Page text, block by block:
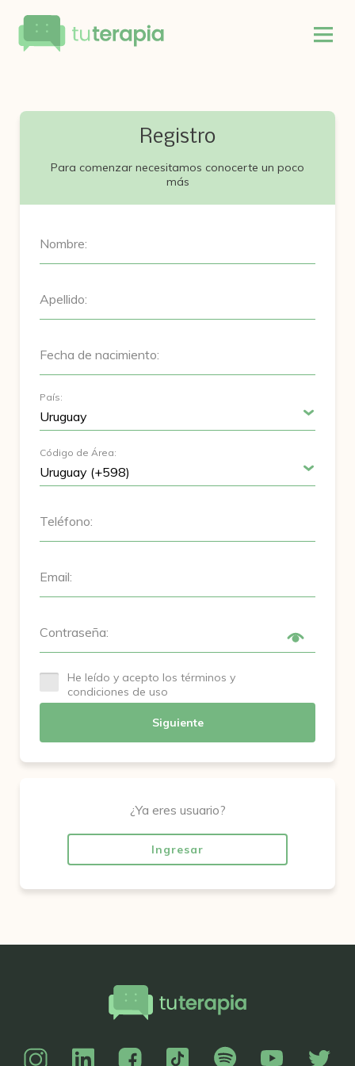
Registro
Para comenzar necesitamos conocerte un poco
más
Nombre:
Apellido:
Fecha de nacimiento:
País:
Código de Área:
Teléfono:
Email:
Contraseña:
He leído y acepto los términos y
condiciones de uso
Siguiente
¿Ya eres usuario?
Ingresar